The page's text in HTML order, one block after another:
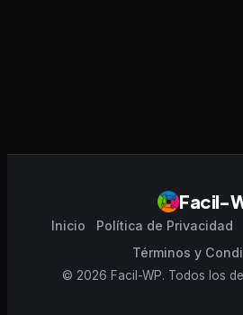
Facil-
Inicio Política de Privacidad
Términos y
© 2026 Facil-WP. Todos los